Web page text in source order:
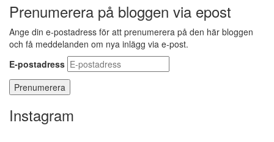
Prenumerera på bloggen via epost
Ange din e-postadress för att prenumerera på den här bloggen
och få meddelanden om nya inlägg via e-post.
E-postadress
Instagram